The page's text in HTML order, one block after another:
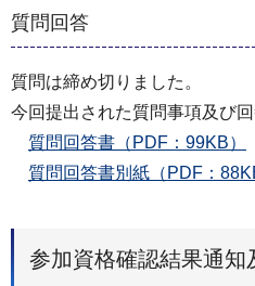
質問回答
質問は締め切りました。
今回提出された質問事項及び
質問回答書（PDF：99KB）
質問回答書別紙（PDF：
参加資格確認結果通知